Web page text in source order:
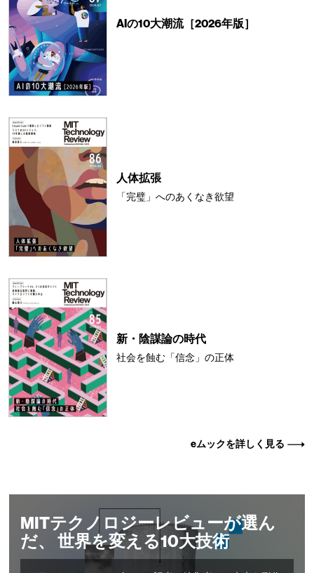
AIの10大潮流［2026年版］
人体拡張
「完璧」へのあくなき欲望
新・陰謀論の時代
社会を蝕む「信念」の正体
eムックを詳しく見る
MITテクノロジーレビューが選ん
だ、 世界を変える10大技術